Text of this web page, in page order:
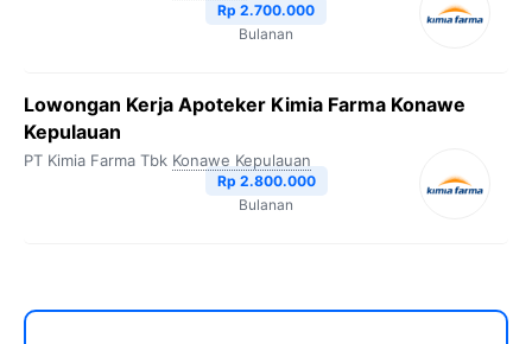
Rp 2.700.000
Bulanan
Lowongan Kerja Apoteker Kimia Farma Konawe
Kepulauan
PT Kimia Farma Tbk Konawe Kepulauan
Rp 2.800.000
Bulanan